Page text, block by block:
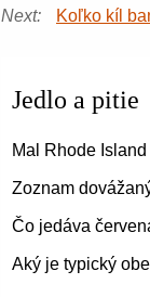
Next: Koľko kíl
Jedlo a pitie
Mal Rhode
Zoznam
Čo jedáva
Aký je typický